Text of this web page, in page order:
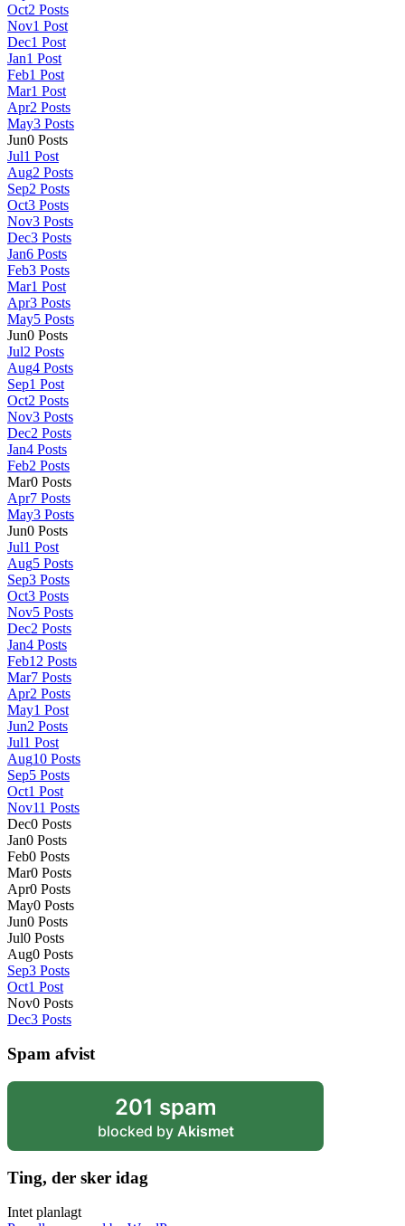
Oct2 Posts
Nov1 Post
Dec1 Post
Jan1 Post
Feb1 Post
Mar1 Post
Apr2 Posts
May3 Posts
Jun0 Posts
Jul1 Post
Aug2 Posts
Sep2 Posts
Oct3 Posts
Nov3 Posts
Dec3 Posts
Jan6 Posts
Feb3 Posts
Mar1 Post
Apr3 Posts
May5 Posts
Jun0 Posts
Jul2 Posts
Aug4 Posts
Sep1 Post
Oct2 Posts
Nov3 Posts
Dec2 Posts
Jan4 Posts
Feb2 Posts
Mar0 Posts
Apr7 Posts
May3 Posts
Jun0 Posts
Jul1 Post
Aug5 Posts
Sep3 Posts
Oct3 Posts
Nov5 Posts
Dec2 Posts
Jan4 Posts
Feb12 Posts
Mar7 Posts
Apr2 Posts
May1 Post
Jun2 Posts
Jul1 Post
Aug10 Posts
Sep5 Posts
Oct1 Post
Nov11 Posts
Dec0 Posts
Jan0 Posts
Feb0 Posts
Mar0 Posts
Apr0 Posts
May0 Posts
Jun0 Posts
Jul0 Posts
Aug0 Posts
Sep3 Posts
Oct1 Post
Nov0 Posts
Dec3 Posts
Spam afvist
201 spam
blocked by Akismet
Ting, der sker idag
Intet planlagt